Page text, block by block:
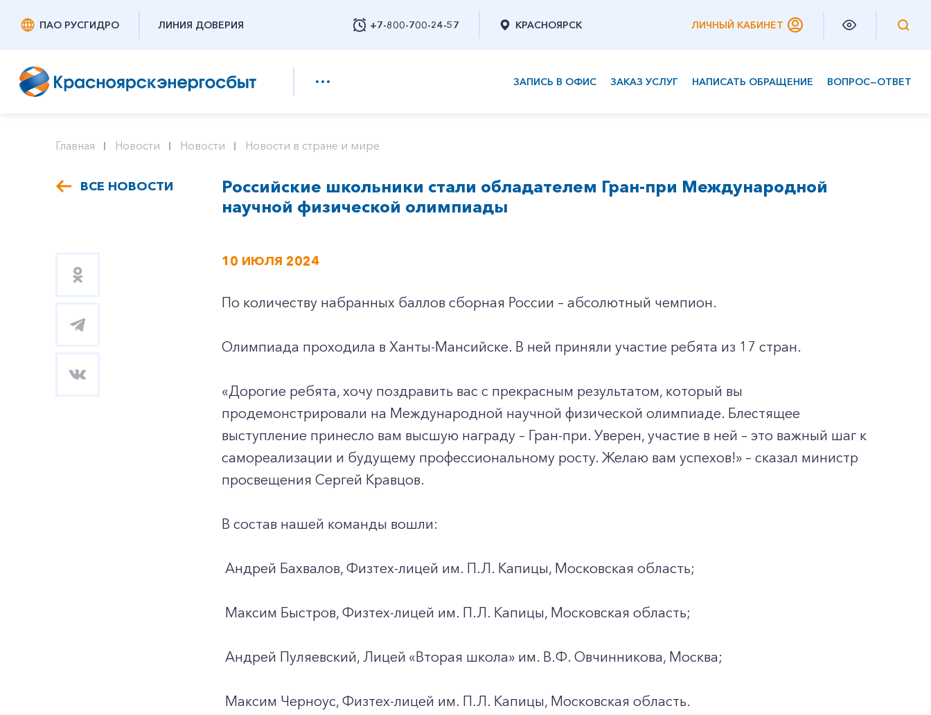
ПАО РУСГИДРО ЛИНИЯ ДОВЕРИЯ +7-800-700-24-57
Заказать обратный звонок
КРАСНОЯРСК ЛИЧНЫЙ КАБИНЕТ
ЗАПИСЬ В ОФИС ЗАКАЗ УСЛУГ НАПИСАТЬ ОБРАЩЕНИЕ ВОПРОС—ОТВЕТ
Главная Новости Новости Новости в стране и мире
ВСЕ НОВОСТИ
Российские школьники стали обладателем Гран-при Международной
научной физической олимпиады
10 ИЮЛЯ 2024
По количеству набранных баллов сборная России – абсолютный чемпион.
Олимпиада проходила в Ханты-Мансийске. В ней приняли участие ребята из 17 стран.
«Дорогие ребята, хочу поздравить вас с прекрасным результатом, который вы
продемонстрировали на Международной научной физической олимпиаде. Блестящее
выступление принесло вам высшую награду – Гран-при. Уверен, участие в ней – это важный шаг к
самореализации и будущему профессиональному росту. Желаю вам успехов!» – сказал министр
просвещения Сергей Кравцов.
В состав нашей команды вошли:
Андрей Бахвалов, Физтех-лицей им. П.Л. Капицы, Московская область;
Максим Быстров, Физтех-лицей им. П.Л. Капицы, Московская область;
Андрей Пуляевский, Лицей «Вторая школа» им. В.Ф. Овчинникова, Москва;
Максим Черноус, Физтех-лицей им. П.Л. Капицы, Московская область.